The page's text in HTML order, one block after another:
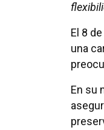
El 8
una
En su